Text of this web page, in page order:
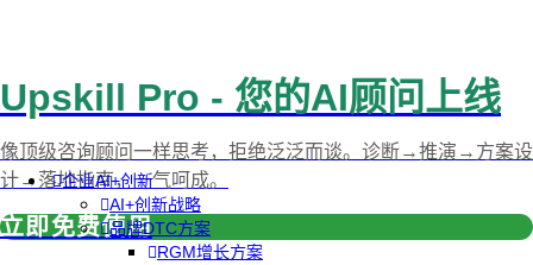
企业AI+创新
AI+创新战略
品牌DTC方案
RGM增长方案
Upskill Pro - 您的AI顾问上线
像顶级咨询顾问一样思考，拒绝泛泛而谈。诊断→推演→方案设
计→落地指南，一气呵成。
立即免费使用